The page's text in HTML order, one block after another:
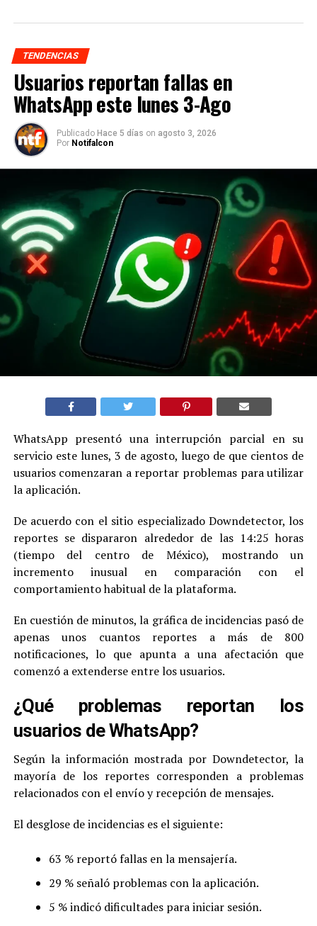
TENDENCIAS
Usuarios reportan fallas en
WhatsApp este lunes 3-Ago
Publicado Hace 5 días on agosto 3, 2026
Por Notifalcon
WhatsApp presentó una interrupción parcial en su
servicio este lunes, 3 de agosto, luego de que cientos de
usuarios comenzaran a reportar problemas para utilizar
la aplicación.
De acuerdo con el sitio especializado Downdetector, los
reportes se dispararon alrededor de las 14:25 horas
(tiempo del centro de México), mostrando un
incremento inusual en comparación con el
comportamiento habitual de la plataforma.
En cuestión de minutos, la gráfica de incidencias pasó de
apenas unos cuantos reportes a más de 800
notificaciones, lo que apunta a una afectación que
comenzó a extenderse entre los usuarios.
¿Qué problemas reportan los
usuarios de WhatsApp?
Según la información mostrada por Downdetector, la
mayoría de los reportes corresponden a problemas
relacionados con el envío y recepción de mensajes.
El desglose de incidencias es el siguiente:
63 % reportó fallas en la mensajería.
29 % señaló problemas con la aplicación.
5 % indicó dificultades para iniciar sesión.